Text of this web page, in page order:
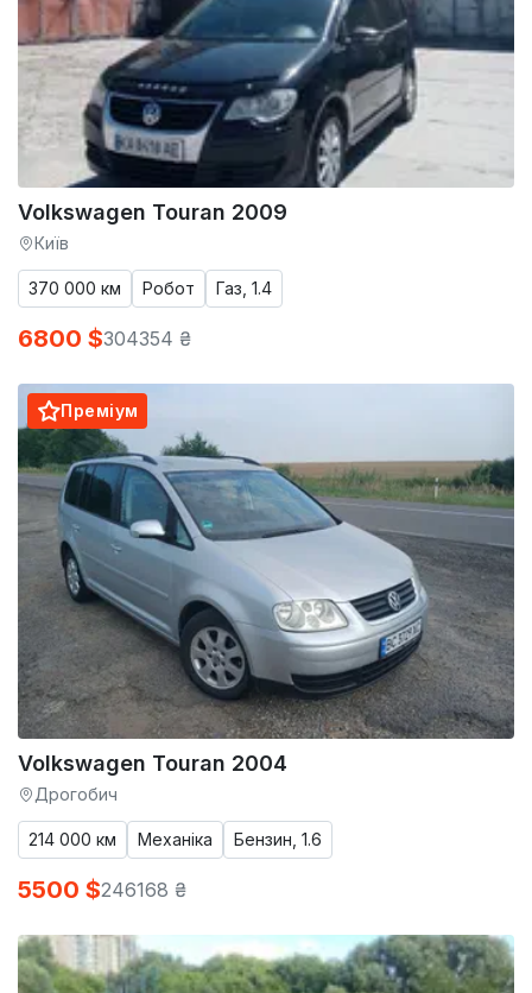
Volkswagen Touran 2009
Київ
370 000 км Робот Газ, 1.4
6800 $304354 ₴
Преміум
Volkswagen Touran 2004
Дрогобич
214 000 км Механіка Бензин, 1.6
5500 $246168 ₴